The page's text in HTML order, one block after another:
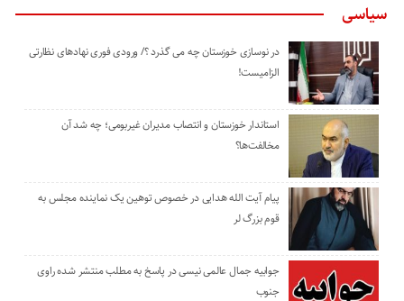
سیاسی
در نوسازی خوزستان چه می گذرد ؟/ ورودی فوری نهادهای نظارتی
الزامیست!
استاندار خوزستان و انتصاب مدیران غیربومی؛ چه شد آن
مخالفت‌ها؟
پیام آیت الله هدایی در خصوص توهین یک نماینده مجلس به
قوم بزرگ لر
جوابیه جمال عالمی نیسی در پاسخ به مطلب منتشر شده راوی
جنوب